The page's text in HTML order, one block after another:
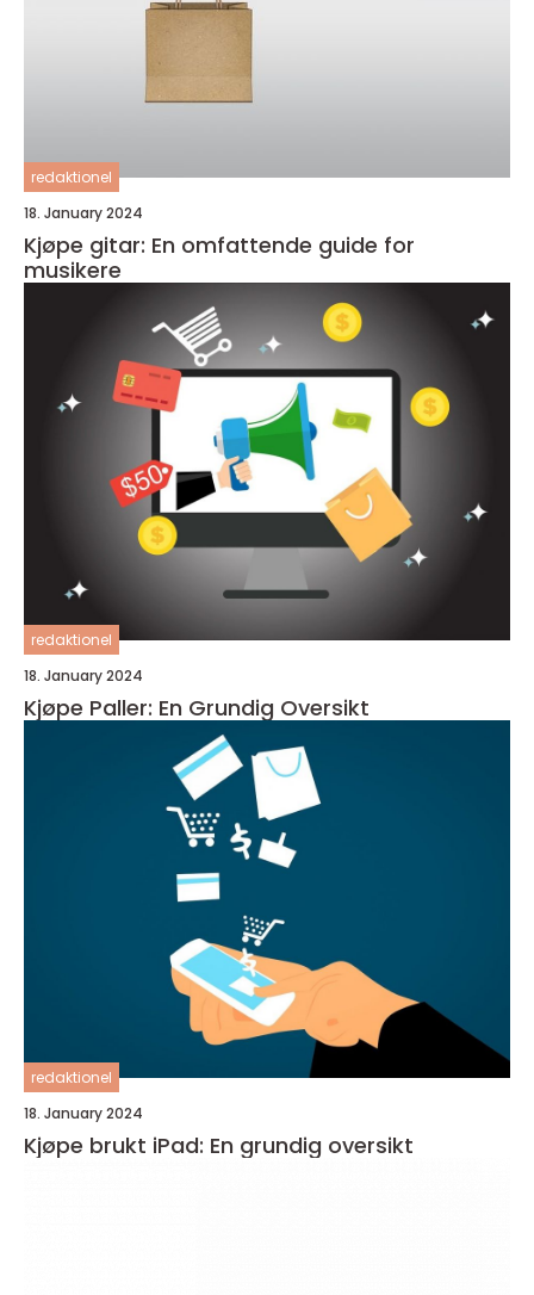
redaktionel
18. January 2024
Kjøpe gitar: En omfattende guide for
musikere
redaktionel
18. January 2024
Kjøpe Paller: En Grundig Oversikt
redaktionel
18. January 2024
Kjøpe brukt iPad: En grundig oversikt